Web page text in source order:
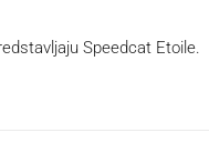
Speedcat Etoile.